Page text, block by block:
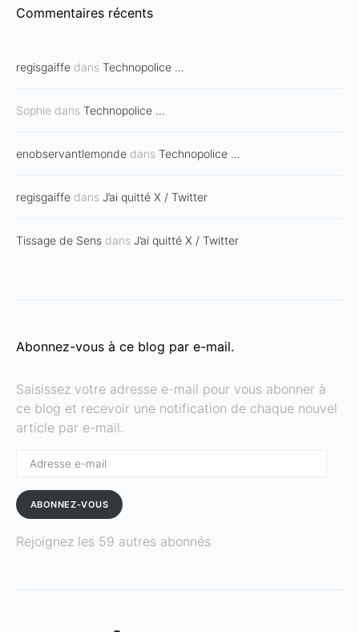
Commentaires récents
regisgaiffe dans Technopolice …
Sophie dans Technopolice …
enobservantlemonde dans Technopolice …
regisgaiffe dans J’ai quitté X / Twitter
Tissage de Sens dans J’ai quitté X / Twitter
Abonnez-vous à ce blog par e-mail.
Saisissez votre adresse e-mail pour vous abonner à
ce blog et recevoir une notification de chaque nouvel
article par e-mail.
ABONNEZ-VOUS
Rejoignez les 59 autres abonnés